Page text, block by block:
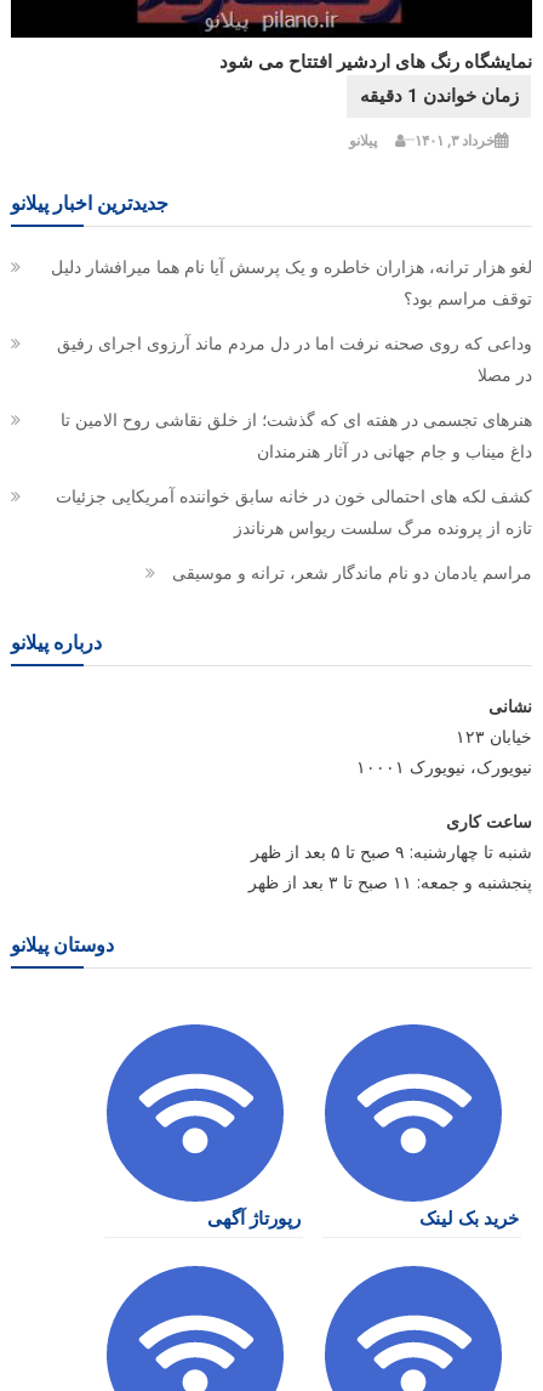
نمایشگاه رنگ های اردشیر افتتاح می شود
خرداد ۳, ۱۴۰۱ پیلانو
جدیدترین اخبار پیلانو
لغو هزار ترانه، هزاران خاطره و یک پرسش آیا نام هما میرافشار دلیل
توقف مراسم بود؟
وداعی که روی صحنه نرفت اما در دل مردم ماند آرزوی اجرای رفیق
در مصلا
هنرهای تجسمی در هفته ای که گذشت؛ از خلق نقاشی روح الامین تا
داغ میناب و جام جهانی در آثار هنرمندان
کشف لکه های احتمالی خون در خانه سابق خواننده آمریکایی جزئیات
تازه از پرونده مرگ سلست ریواس هرناندز
مراسم یادمان دو نام ماندگار شعر، ترانه و موسیقی
درباره پیلانو
نشانی
خیابان ۱۲۳
نیویورک، نیویورک ۱۰۰۰۱
ساعت کاری
شنبه تا چهارشنبه: ۹ صبح تا ۵ بعد از ظهر
پنجشنبه و جمعه: ۱۱ صبح تا ۳ بعد از ظهر
دوستان پیلانو
خرید بک لینک رپورتاژ آگهی